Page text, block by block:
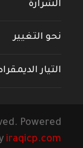
الشرارة
نحو التغيير
التيار
Powered
iraqicp.com